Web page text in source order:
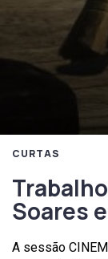
CURTAS
Soares
A sessão